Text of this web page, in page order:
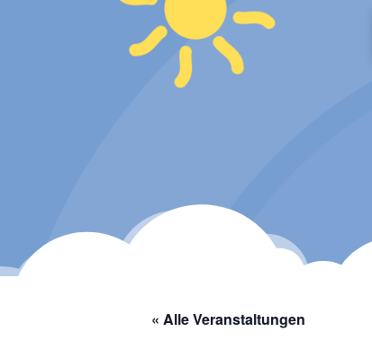
« Alle Veranstaltungen